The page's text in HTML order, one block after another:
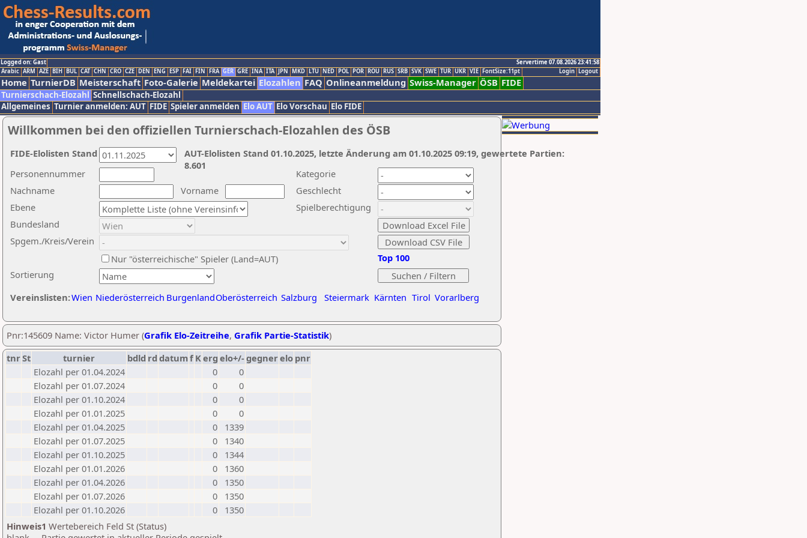
Logged on: Gast
Servertime 07.08.2026 23:41:58
Logout
Login
Arabic ARM AZE BIH BUL CAT CHN CRO CZE DEN ENG ESP FAI FIN FRA GER GRE INA ITA JPN MKD LTU NED POL POR ROU RUS SRB SVK SWE TUR UKR VIE FontSize:11pt
Home TurnierDB Meisterschaft Foto-Galerie Meldekartei Elozahlen FAQ Onlineanmeldung Swiss-Manager ÖSB FIDE
Turnierschach-Elozahl Schnellschach-Elozahl
Allgemeines Turnier anmelden: AUT FIDE Spieler anmelden Elo AUT Elo Vorschau Elo FIDE
Willkommen bei den offiziellen Turnierschach-Elozahlen des ÖSB
Nachname
Vorname
Ebene
Kategorie
Sortierung
Personennummer
Bundesland
Spgem./Kreis/Verein
Geschlecht
Nur "österreichische" Spieler (Land=AUT)
Spielberechtigung
Vereinslisten:Wien Niederösterreich BurgenlandOberösterreich Salzburg Steiermark Kärnten Tirol Vorarlberg
Top 100
AUT-Elolisten Stand 01.10.2025, letzte Änderung am 01.10.2025 09:19, gewertete Partien:
8.601
FIDE-Elolisten Stand
Pnr:145609 Name: Victor Humer (Grafik Elo-Zeitreihe, Grafik Partie-Statistik)
tnrSt turnier bdld rd datumf Kerg elo+/-gegnerelo pnr
Elozahl per 01.04.2024
0
0
Elozahl per 01.07.2024
0
0
Elozahl per 01.10.2024
0
0
Elozahl per 01.01.2025
0
0
Elozahl per 01.04.2025
0
1339
Elozahl per 01.07.2025
0
1340
Elozahl per 01.10.2025
0
1344
Elozahl per 01.01.2026
0
1360
Elozahl per 01.04.2026
0
1350
Elozahl per 01.07.2026
0
1350
Elozahl per 01.10.2026
0
1350
Hinweis1 Wertebereich Feld St (Status)